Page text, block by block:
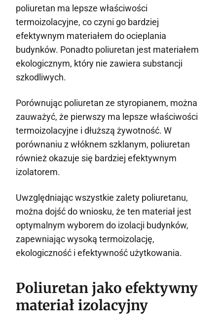
poliuretan ma lepsze właściwości
termoizolacyjne, co czyni go bardziej
efektywnym materiałem do ocieplania
budynków. Ponadto poliuretan jest materiałem
ekologicznym, który nie zawiera substancji
szkodliwych.
Porównując poliuretan ze styropianem, można
zauważyć, że pierwszy ma lepsze właściwości
termoizolacyjne i dłuższą żywotność. W
porównaniu z włóknem szklanym, poliuretan
również okazuje się bardziej efektywnym
izolatorem.
Uwzględniając wszystkie zalety poliuretanu,
można dojść do wniosku, że ten materiał jest
optymalnym wyborem do izolacji budynków,
zapewniając wysoką termoizolację,
ekologiczność i efektywność użytkowania.
Poliuretan jako efektywny
materiał izolacyjny